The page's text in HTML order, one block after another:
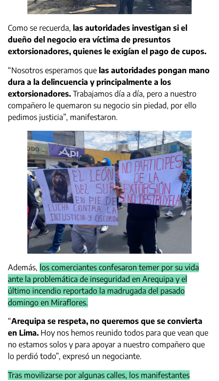
Como se recuerda, las autoridades investigan si el
dueño del negocio era víctima de presuntos
extorsionadores, quienes le exigían el pago de cupos.
“Nosotros esperamos que las autoridades pongan mano
dura a la delincuencia y principalmente a los
extorsionadores. Trabajamos día a día, pero a nuestro
compañero le quemaron su negocio sin piedad, por ello
pedimos justicia”, manifestaron.
Además, los comerciantes confesaron temer por su vida
ante la problemática de inseguridad en Arequipa y el
último incendio reportado la madrugada del pasado
domingo en Miraflores.
“Arequipa se respeta, no queremos que se convierta
en Lima. Hoy nos hemos reunido todos para que vean que
no estamos solos y para apoyar a nuestro compañero que
lo perdió todo”, expresó un negociante.
Tras movilizarse por algunas calles, los manifestantes